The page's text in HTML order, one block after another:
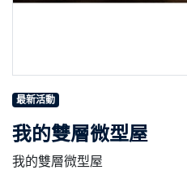
最新活動
我的雙層微型屋
我的雙層微型屋